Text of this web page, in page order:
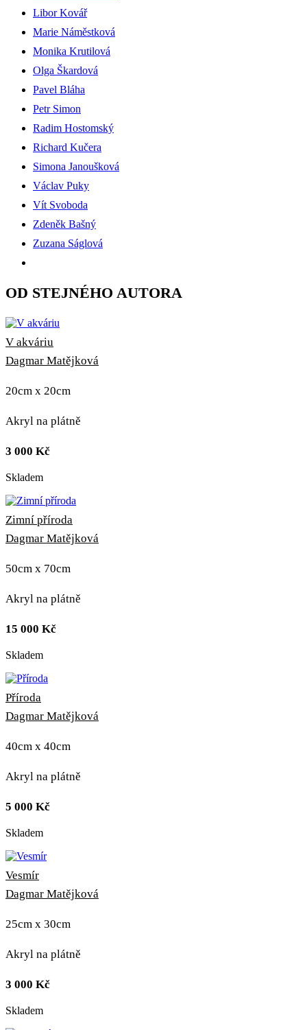
Libor Kovář
Marie Náměstková
Monika Krutilová
Olga Škardová
Pavel Bláha
Petr Simon
Radim Hostomský
Richard Kučera
Simona Janoušková
Václav Puky
Vít Svoboda
Zdeněk Bašný
Zuzana Ságlová
OD STEJNÉHO AUTORA
V akváriu
Dagmar Matějková
20cm x 20cm
Akryl na plátně
3 000 Kč
Skladem
Zimní příroda
Dagmar Matějková
50cm x 70cm
Akryl na plátně
15 000 Kč
Skladem
Příroda
Dagmar Matějková
40cm x 40cm
Akryl na plátně
5 000 Kč
Skladem
Vesmír
Dagmar Matějková
25cm x 30cm
Akryl na plátně
3 000 Kč
Skladem